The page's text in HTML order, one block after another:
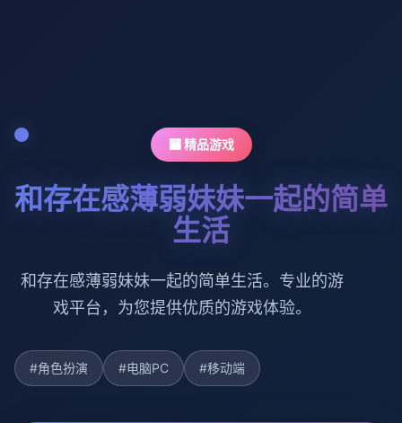
🏧 精品游戏
和存在感薄弱妹妹一起的简单
生活
和存在感薄弱妹妹一起的简单生活。专业的游
戏平台，为您提供优质的游戏体验。
#角色扮演 #电脑PC #移动端